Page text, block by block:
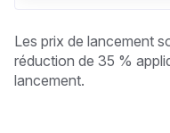
Les prix de lancement
réduction de 35 %
lancement.